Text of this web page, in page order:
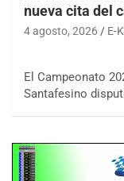
nueva cita del
4 agosto, 2026 E-
El Campeonato
Santafesino